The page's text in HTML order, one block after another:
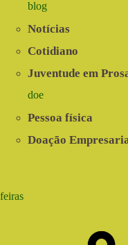
blog
Notícias
Cotidiano
Juventude em
doe
Pessoa física
Doação
feiras